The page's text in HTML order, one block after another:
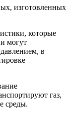
изготовленных
которые
могут
в
газ,
среды.